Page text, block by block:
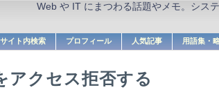
Web や IT にまつわる話題やメモ。シス
サイト内検索 プロフィール 人気記事 用語集・
クセス拒否する